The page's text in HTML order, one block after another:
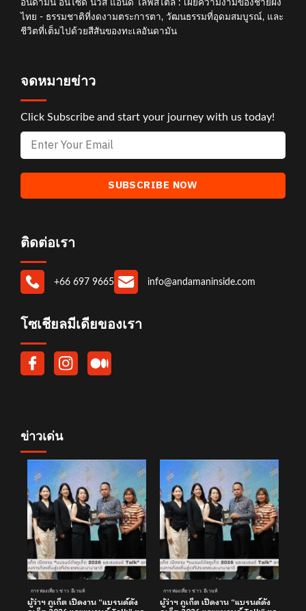
อันดามัน อินไซด์ นิวส์ แอนด์ ไลฟ์สไตล์ : เผยความงามของชายฝั่ง
ไทย - ธรรมชาติที่งดงามตระการตา, วัฒนธรรมที่อุดมสมบูรณ์, และ
ชีวิตที่เต็มไปด้วยสีสันของทะเลอันดามัน
จดหมายข่าว
Click Subscribe and start your journey with us today!
ติดต่อเรา
+66 697 9665 info@andamaninside.com
โซเชียลมีเดียของเรา
ข่าวเด่น
การท่องเที่ยว ข่าว อีเวนท์
ผู้ว่าฯ ภูเก็ต เปิดงาน “แบรนด์ดัง
การท่องเที่ยว ข่าว อีเวนท์
ผู้ว่าฯ ภูเก็ต เปิดงาน “แบรนด์ดัง